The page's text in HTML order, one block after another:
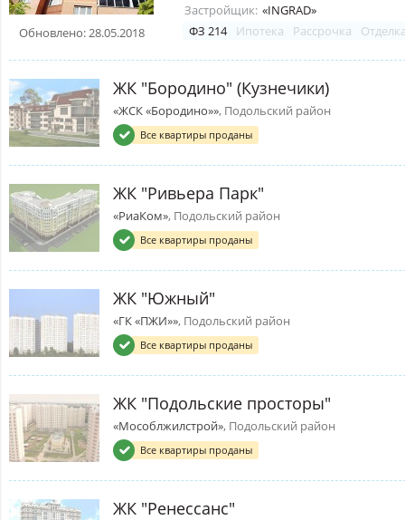
Обновлено: 28.05.2018
Застройщик: «INGRAD»
ФЗ 214
Ипотека Рассрочка
ЖК "Бородино" (Кузнечики)
«ЖСК «Бородино»», Подольский район
Все квартиры проданы
ЖК "Ривьера Парк"
«РиаКом», Подольский район
Все квартиры проданы
ЖК "Южный"
«ГК «ПЖИ»», Подольский район
Все квартиры проданы
ЖК "Подольские просторы"
«Мособлжилстрой», Подольский район
Все квартиры проданы
ЖК "Ренессанс"